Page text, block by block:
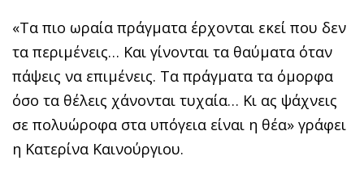
«Τα πιο ωραία πράγματα έρχονται εκεί που δεν
τα περιμένεις… Και γίνονται τα θαύματα όταν
πάψεις να επιμένεις. Τα πράγματα τα όμορφα
όσο τα θέλεις χάνονται τυχαία… Κι ας ψάχνεις
σε πολυώροφα στα υπόγεια είναι η θέα» γράφει
η Κατερίνα Καινούργιου.